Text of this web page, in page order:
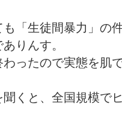
も「生徒間暴力」の
りんす。
ったので実態を肌
くと、全国規模で